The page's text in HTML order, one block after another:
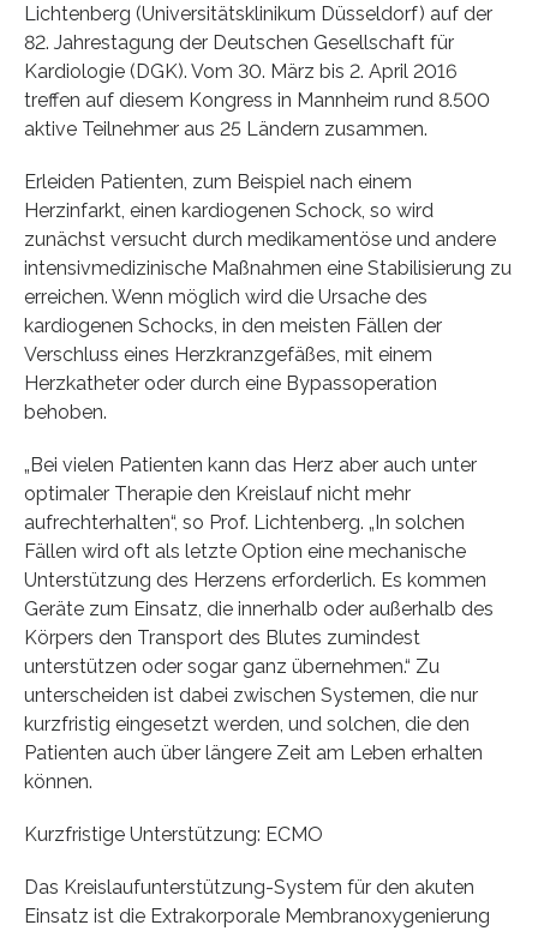
Lichtenberg (Universitätsklinikum Düsseldorf) auf der
82. Jahrestagung der Deutschen Gesellschaft für
Kardiologie (DGK). Vom 30. März bis 2. April 2016
treffen auf diesem Kongress in Mannheim rund 8.500
aktive Teilnehmer aus 25 Ländern zusammen.
Erleiden Patienten, zum Beispiel nach einem
Herzinfarkt, einen kardiogenen Schock, so wird
zunächst versucht durch medikamentöse und andere
intensivmedizinische Maßnahmen eine Stabilisierung zu
erreichen. Wenn möglich wird die Ursache des
kardiogenen Schocks, in den meisten Fällen der
Verschluss eines Herzkranzgefäßes, mit einem
Herzkatheter oder durch eine Bypassoperation
behoben.
„Bei vielen Patienten kann das Herz aber auch unter
optimaler Therapie den Kreislauf nicht mehr
aufrechterhalten“, so Prof. Lichtenberg. „In solchen
Fällen wird oft als letzte Option eine mechanische
Unterstützung des Herzens erforderlich. Es kommen
Geräte zum Einsatz, die innerhalb oder außerhalb des
Körpers den Transport des Blutes zumindest
unterstützen oder sogar ganz übernehmen.“ Zu
unterscheiden ist dabei zwischen Systemen, die nur
kurzfristig eingesetzt werden, und solchen, die den
Patienten auch über längere Zeit am Leben erhalten
können.
Kurzfristige Unterstützung: ECMO
Das Kreislaufunterstützung-System für den akuten
Einsatz ist die Extrakorporale Membranoxygenierung